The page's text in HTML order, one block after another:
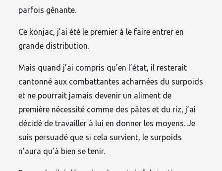
parfois gênante.
Ce konjac, j’ai été le premier à le faire entrer en
grande distribution.
Mais quand j’ai compris qu’en l’état, il resterait
cantonné aux combattantes acharnées du surpoids
et ne pourrait jamais devenir un aliment de
première nécessité comme des pâtes et du riz, j’ai
décidé de travailler à lui en donner les moyens. Je
suis persuadé que si cela survient, le surpoids
n’aura qu’à bien se tenir.